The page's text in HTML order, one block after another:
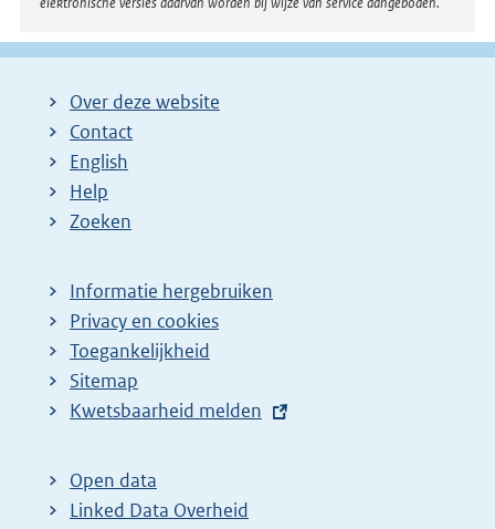
Over deze website
Contact
English
Help
Zoeken
Informatie hergebruiken
Privacy en cookies
Toegankelijkheid
Sitemap
E
t
e
Kwetsbaarheid melden
Open data
Linked Data Overheid